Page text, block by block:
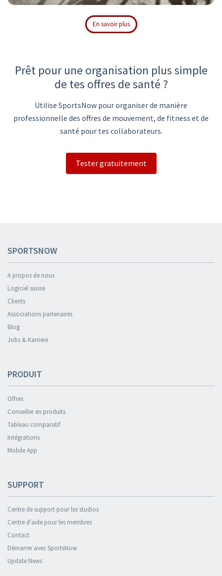
En savoir plus
Prêt pour une organisation plus simple
de tes offres de santé ?
Utilise SportsNow pour organiser de manière
professionnelle des offres de mouvement, de fitness et de
santé pour tes collaborateurs.
Tester gratuitement
SPORTSNOW
A propos de nous
Logiciel suisse
Clients
Associations partenaires
Blog
Jobs & Karriere
PRODUIT
Offres
Conseiller en produits
Tableau comparatif
Intégrations
Mobile App
SUPPORT
Centre de support pour les studios
Centre d'aide pour les membres
Contact
Démarrer avec SportsNow
Update News